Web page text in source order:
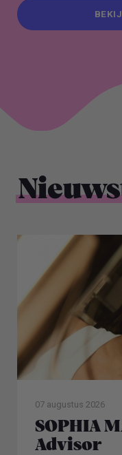
07 augustus 2026
SOPHIA
Advisor